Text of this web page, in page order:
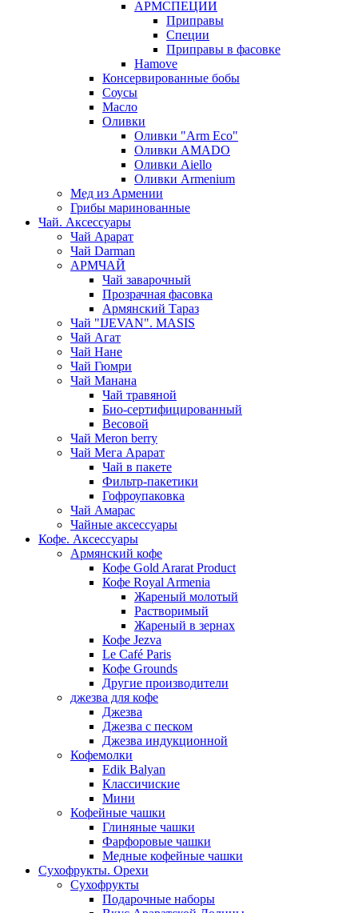
АРМСПЕЦИИ
Приправы
Специи
Приправы в фасовке
Hamove
Консервированные бобы
Соусы
Масло
Оливки
Оливки "Arm Eco"
Оливки AMADO
Оливки Aiello
Оливки Armenium
Мед из Армении
Грибы маринованные
Чай. Аксессуары
Чай Арарат
Чай Darman
АРМЧАЙ
Чай заварочный
Прозрачная фасовка
Армянский Тараз
Чай "IJEVAN". MASIS
Чай Агат
Чай Нане
Чай Гюмри
Чай Манана
Чай травяной
Био-сертифицированный
Весовой
Чай Meron berry
Чай Мега Арарат
Чай в пакете
Фильтр-пакетики
Гофроупаковка
Чай Амарас
Чайные аксессуары
Кофе. Аксессуары
Армянский кофе
Кофе Gold Ararat Product
Кофе Royal Armenia
Жареный молотый
Растворимый
Жареный в зернах
Кофе Jezva
Le Café Paris
Кофе Grounds
Другие производители
джезва для кофе
Джезва
Джезва с песком
Джезва индукционной
Кофемолки
Edik Balyan
Классичиские
Мини
Кофейные чашки
Глиняные чашки
Фарфоровые чашки
Медные кофейные чашки
Сухофрукты. Орехи
Сухофрукты
Подарочные наборы